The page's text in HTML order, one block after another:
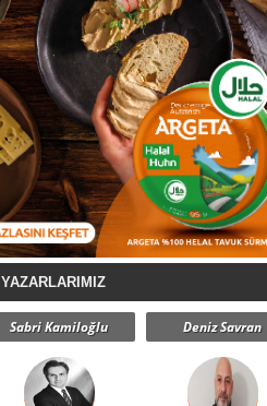
YAZARLARIMIZ
Sabri Kamiloğlu Deniz Savran